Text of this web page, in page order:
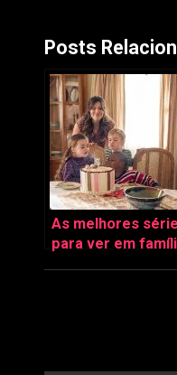
Posts
As melhores
para ver em